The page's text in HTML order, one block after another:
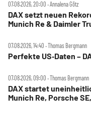
07.08.2026, 20:00 ‧ Annalena Götz
DAX setzt neuen
Munich Re & Daimler
07.08.2026, 14:40 ‧ Thomas Bergmann
Perfekte US‑Daten –
07.08.2026, 09:00 ‧ Thomas Bergmann
DAX startet
Munich Re, Porsche